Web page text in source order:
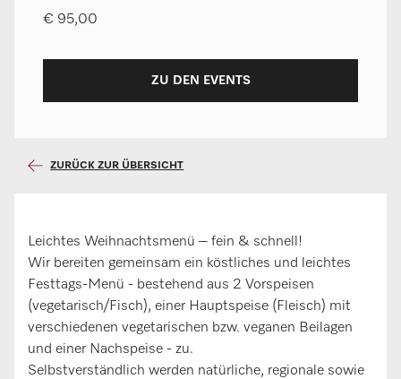
€ 95,00
ZU DEN EVENTS
ZURÜCK ZUR ÜBERSICHT
Leichtes Weihnachtsmenü – fein & schnell!
Wir bereiten gemeinsam ein köstliches und leichtes
Festtags-Menü - bestehend aus 2 Vorspeisen
(vegetarisch/Fisch), einer Hauptspeise (Fleisch) mit
verschiedenen vegetarischen bzw. veganen Beilagen
und einer Nachspeise - zu.
Selbstverständlich werden natürliche, regionale sowie